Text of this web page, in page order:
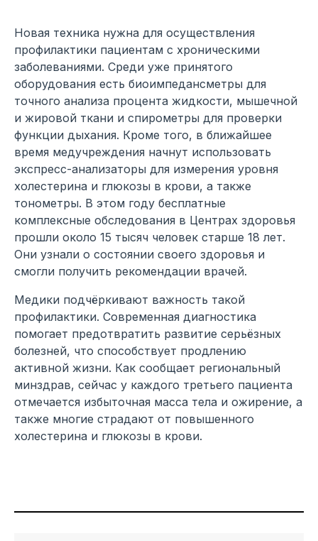
Новая техника нужна для осуществления
профилактики пациентам с хроническими
заболеваниями. Среди уже принятого
оборудования есть биоимпедансметры для
точного анализа процента жидкости, мышечной
и жировой ткани и спирометры для проверки
функции дыхания. Кроме того, в ближайшее
время медучреждения начнут использовать
экспресс-анализаторы для измерения уровня
холестерина и глюкозы в крови, а также
тонометры. В этом году бесплатные
комплексные обследования в Центрах здоровья
прошли около 15 тысяч человек старше 18 лет.
Они узнали о состоянии своего здоровья и
смогли получить рекомендации врачей.
Медики подчёркивают важность такой
профилактики. Современная диагностика
помогает предотвратить развитие серьёзных
болезней, что способствует продлению
активной жизни. Как сообщает региональный
минздрав, сейчас у каждого третьего пациента
отмечается избыточная масса тела и ожирение, а
также многие страдают от повышенного
холестерина и глюкозы в крови.